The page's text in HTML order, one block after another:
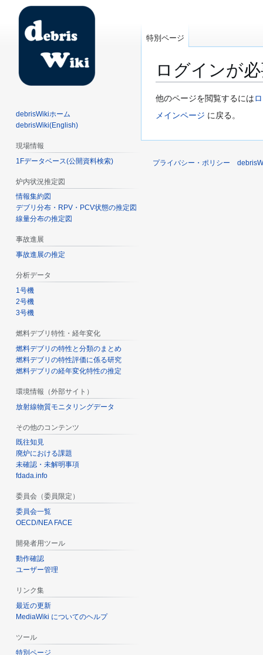
ログインが
ナ
ビ
ョ
検
索
他のページを閲覧するには
メインページ に戻る。
特別ページ
debrisWikiホーム
debrisWiki(English)
現場情報
1Fデータベース(公開資料検索)
炉内状況推定図
情報集約図
デブリ分布・RPV・PCV状態の推定図
線量分布の推定図
事故進展
事故進展の推定
分析データ
1号機
2号機
3号機
燃料デブリ特性・経年変化
燃料デブリの特性と分類のまとめ
燃料デブリの特性評価に係る研究
燃料デブリの経年変化特性の推定
環境情報（外部サイト）
放射線物質モニタリングデータ
その他のコンテンツ
既往知見
廃炉における課題
未確認・未解明事項
fdada.info
委員会（委員限定）
委員会一覧
OECD/NEA FACE
開発者用ツール
動作確認
ユーザー管理
リンク集
最近の更新
MediaWiki についてのヘルプ
ツール
特別ページ
プライバシー・ポリシー